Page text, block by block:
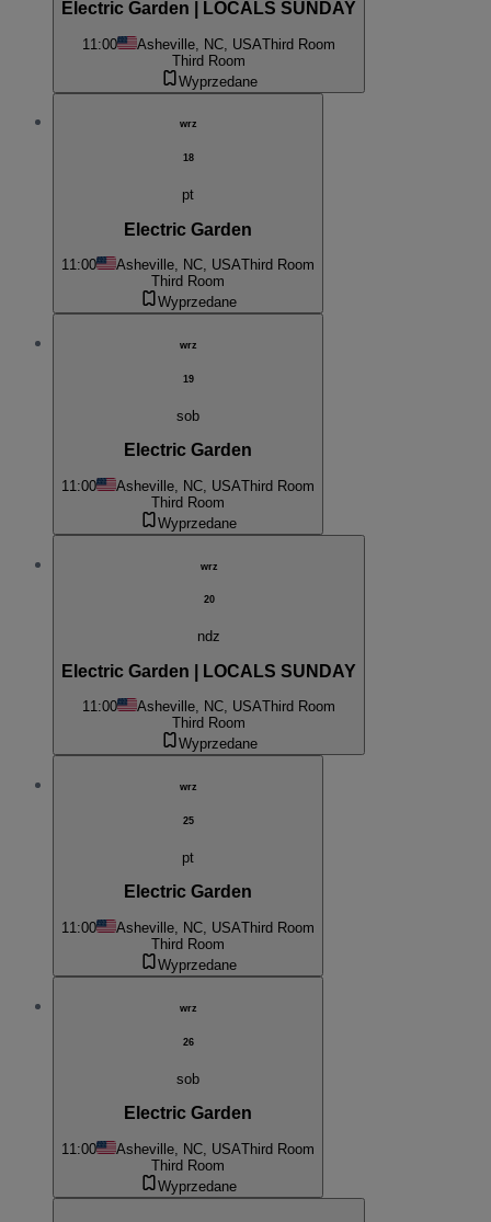
Electric Garden | LOCALS SUNDAY
11:00 Asheville, NC, USAThird Room
Third Room
Wyprzedane
wrz
18
pt
Electric Garden
11:00 Asheville, NC, USAThird Room
Third Room
Wyprzedane
wrz
19
sob
Electric Garden
11:00 Asheville, NC, USAThird Room
Third Room
Wyprzedane
wrz
20
ndz
Electric Garden | LOCALS SUNDAY
11:00 Asheville, NC, USAThird Room
Third Room
Wyprzedane
wrz
25
pt
Electric Garden
11:00 Asheville, NC, USAThird Room
Third Room
Wyprzedane
wrz
26
sob
Electric Garden
11:00 Asheville, NC, USAThird Room
Third Room
Wyprzedane